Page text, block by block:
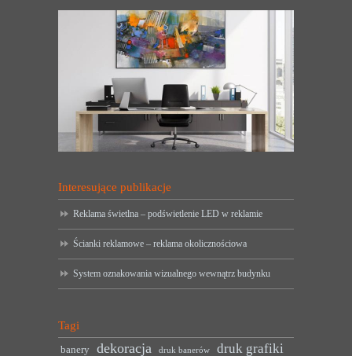
Interesujące publikacje
Reklama świetlna – podświetlenie LED w reklamie
Ścianki reklamowe – reklama okolicznościowa
System oznakowania wizualnego wewnątrz budynku
Tagi
banery dekoracja druk banerów druk grafiki